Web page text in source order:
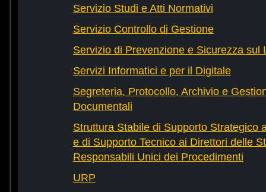
Servizio Studi e Atti Normativi
Servizio Controllo di Gestione
Servizio di Prevenzione e Sicurezza sul
Servizi Informatici e per il Digitale
Segreteria, Protocollo, Archivio e
Documentali
Struttura Stabile di Supporto Strategico
e di Supporto Tecnico ai Direttori delle
Responsabili Unici dei Procedimenti
URP